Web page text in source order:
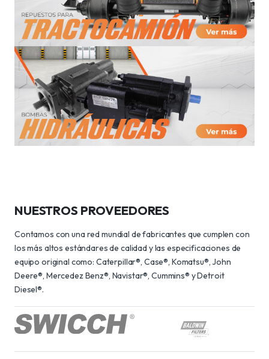
NUESTROS PROVEEDORES
Contamos con una red mundial de fabricantes que cumplen con
los más altos estándares de calidad y las especificaciones de
equipo original como: Caterpillar®, Case®, Komatsu®, John
Deere®, Mercedez Benz®, Navistar®, Cummins® y Detroit
Diesel®.